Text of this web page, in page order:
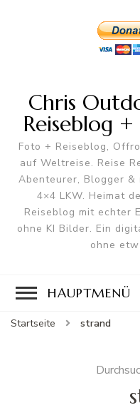
Chris
Reiseblog
Foto + Reiseblog,
auf Weltreise. Reise
Abenteurer, Blogger &
4×4 LKW. Heimat
Reiseblog mit echter
ohne KI Bilder. Ein
ohne
HAUPTMENÜ
Startseite strand